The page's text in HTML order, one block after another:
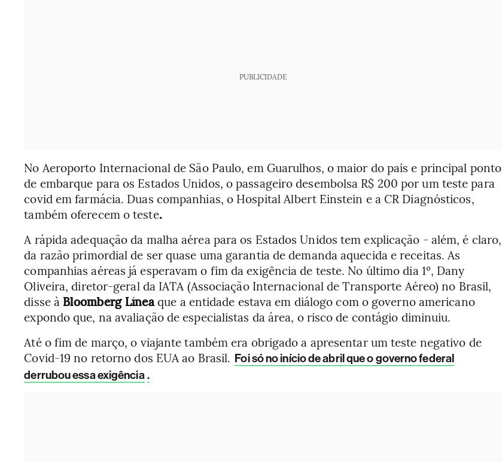
PUBLICIDADE
No Aeroporto Internacional de São Paulo, em Guarulhos, o maior do país e principal ponto
de embarque para os Estados Unidos, o passageiro desembolsa R$ 200 por um teste para
covid em farmácia. Duas companhias, o Hospital Albert Einstein e a CR Diagnósticos,
também oferecem o teste.
A rápida adequação da malha aérea para os Estados Unidos tem explicação - além, é claro,
da razão primordial de ser quase uma garantia de demanda aquecida e receitas. As
companhias aéreas já esperavam o fim da exigência de teste. No último dia 1º, Dany
Oliveira, diretor-geral da IATA (Associação Internacional de Transporte Aéreo) no Brasil,
disse à Bloomberg Líneaque a entidade estava em diálogo com o governo americano
expondo que, na avaliação de especialistas da área, o risco de contágio diminuiu.
Até o fim de março, o viajante também era obrigado a apresentar um teste negativo de
Covid-19 no retorno dos EUA ao Brasil. Foi só no início de abril que o governo federal
derrubou essa exigência.